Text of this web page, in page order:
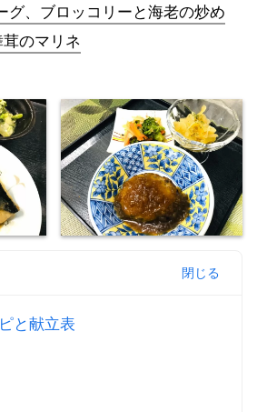
グ、ブロッコリーと海老の炒め
のマリネ
と献立表